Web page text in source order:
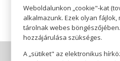
Weboldalunkon „cookie"-kat
alkalmazunk. Ezek olyan
tárolnak webes
hozzájárulása szükséges.
A „sütiket" az elektronikus